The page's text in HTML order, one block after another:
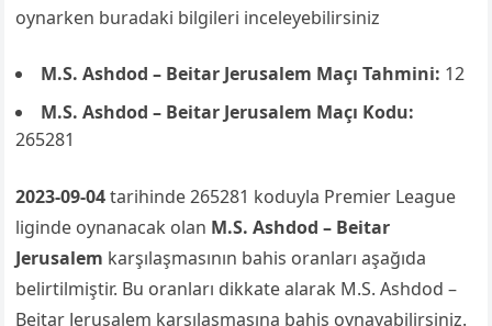
oynarken buradaki bilgileri inceleyebilirsiniz
M.S. Ashdod – Beitar Jerusalem Maçı Tahmini: 12
M.S. Ashdod – Beitar Jerusalem Maçı Kodu:
265281
2023-09-04tarihinde 265281 koduyla Premier League
liginde oynanacak olan M.S. Ashdod – Beitar
Jerusalem karşılaşmasının bahis oranları aşağıda
belirtilmiştir. Bu oranları dikkate alarak M.S. Ashdod –
Beitar Jerusalem karşılaşmasına bahis oynayabilirsiniz.